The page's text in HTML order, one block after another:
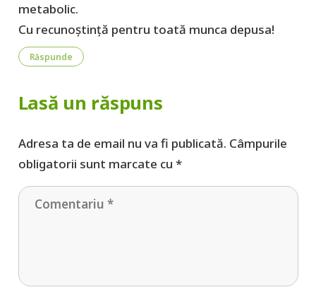
metabolic.
Cu recunoștință pentru toată munca depusa!
Răspunde
Lasă un răspuns
Adresa ta de email nu va fi publicată. Câmpurile
obligatorii sunt marcate cu *